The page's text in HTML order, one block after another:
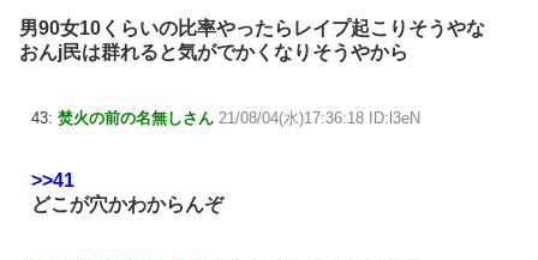
男90女10くらいの比率やったらレイプ起こりそうやな
おんj民は群れると気がでかくなりそうやから
43: 焚火の前の名無しさん 21/08/04(水)17:36:18 ID:l3eN
>>41
どこが穴かわからんぞ